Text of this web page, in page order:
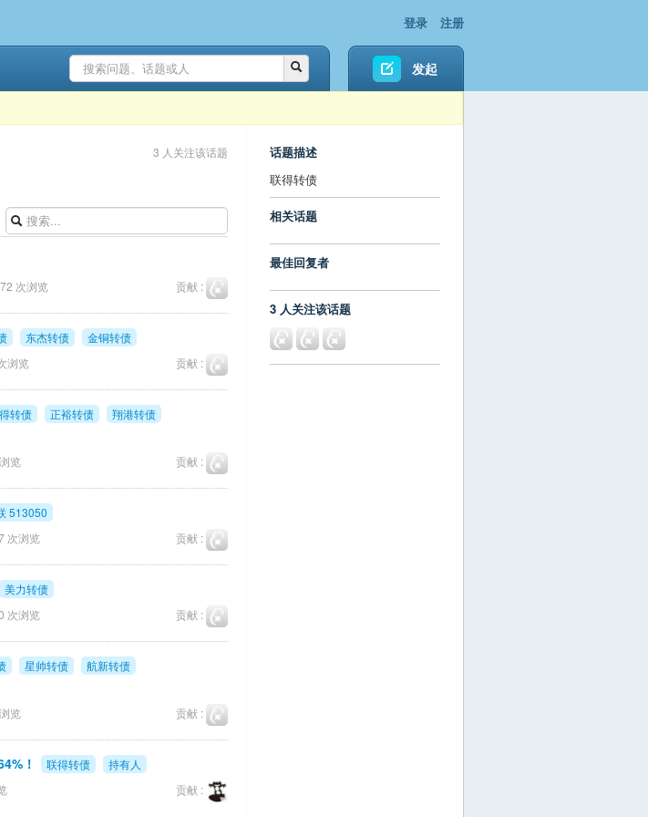
登录 注册
发起
3 人关注该话题
贡献 :
次浏览
东杰转债
金铜转债
贡献 :
浏览
转债 正裕转债
翔港转债
贡献 :
览
513050
贡献 :
次浏览
美力转债
贡献 :
次浏览
星帅转债
航新转债
贡献 :
览
！ 联得转债
持有人
贡献 :
话题描述
联得转债
相关话题
最佳回复者
3 人关注该话题